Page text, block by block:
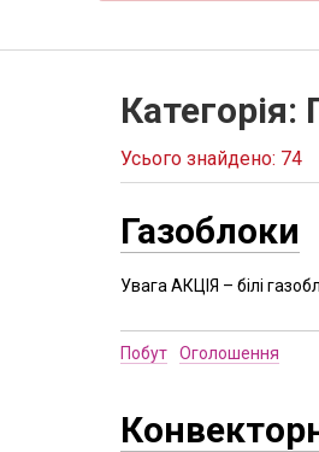
Категорія:
Усього знайдено: 74
Газоблоки
Увага АКЦІЯ – білі
Побут Оголошення